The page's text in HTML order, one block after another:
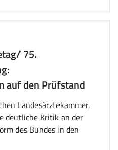
75.
auf den Prüfstand
Landesärztekammer,
deutliche Kritik an der
des Bundes in den